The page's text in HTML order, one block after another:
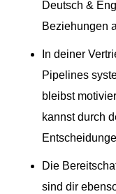
Deutsch &
Beziehungen
In deiner
Pipelines
bleibst
kannst durch
Die
sind dir